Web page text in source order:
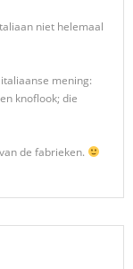
niet helemaal
mening:
knoflook; die
de fabrieken.